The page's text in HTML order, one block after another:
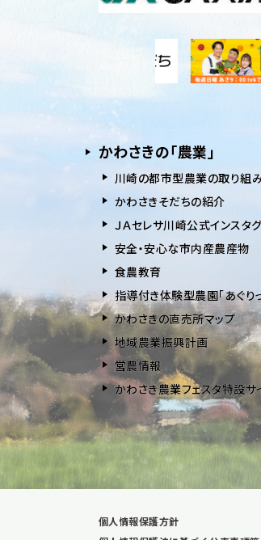
かわさきの「農業」
川崎の都市型農業の取り組
かわさきそだちの紹介
ＪＡセレサ川崎公式インスタ
安全・安⼼な市内産農産物
⾷農教育
指導付き体験型農園「あぐり
かわさきの直売所マップ
地域農業振興計画
営農情報
かわさき農業フェスタ特設サ
個人情報保護方針